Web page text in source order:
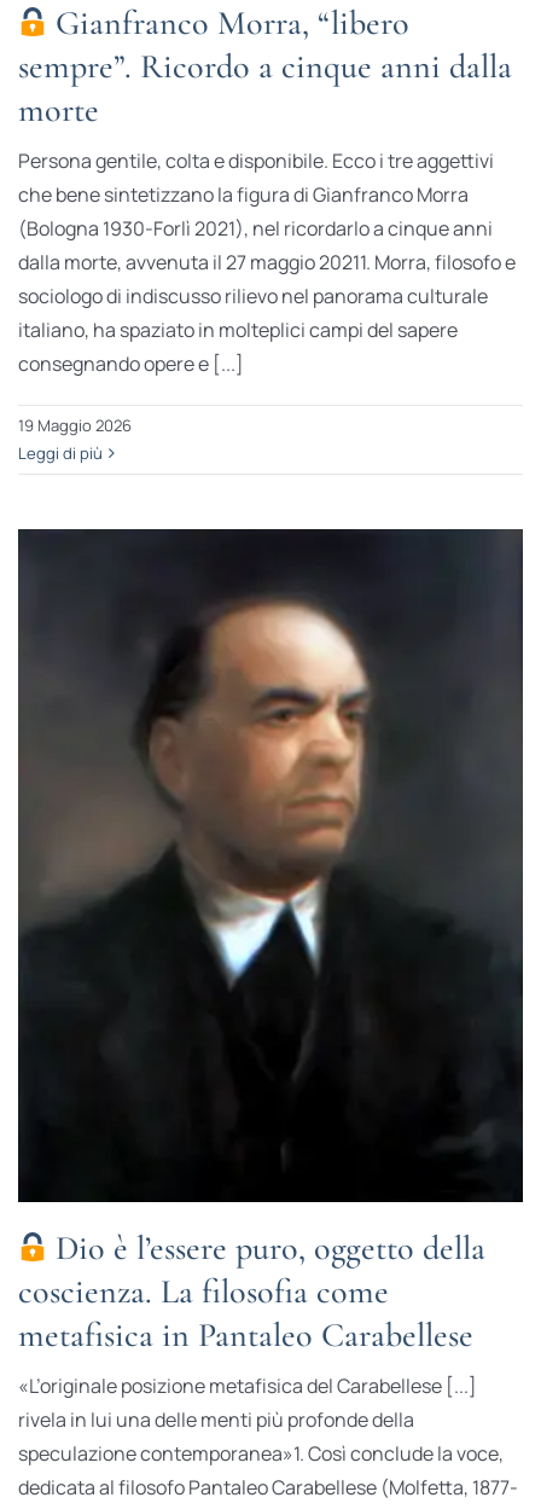
Gianfranco Morra, “libero
sempre”. Ricordo a cinque anni dalla
morte
Persona gentile, colta e disponibile. Ecco i tre aggettivi
che bene sintetizzano la figura di Gianfranco Morra
(Bologna 1930-Forlì 2021), nel ricordarlo a cinque anni
dalla morte, avvenuta il 27 maggio 20211. Morra, filosofo e
sociologo di indiscusso rilievo nel panorama culturale
italiano, ha spaziato in molteplici campi del sapere
consegnando opere e [...]
19 Maggio 2026
Leggi di più
Dio è l’essere puro, oggetto della
coscienza. La filosofia come
metafisica in Pantaleo Carabellese
«L’originale posizione metafisica del Carabellese [...]
rivela in lui una delle menti più profonde della
speculazione contemporanea»1. Così conclude la voce,
dedicata al filosofo Pantaleo Carabellese (Molfetta, 1877-